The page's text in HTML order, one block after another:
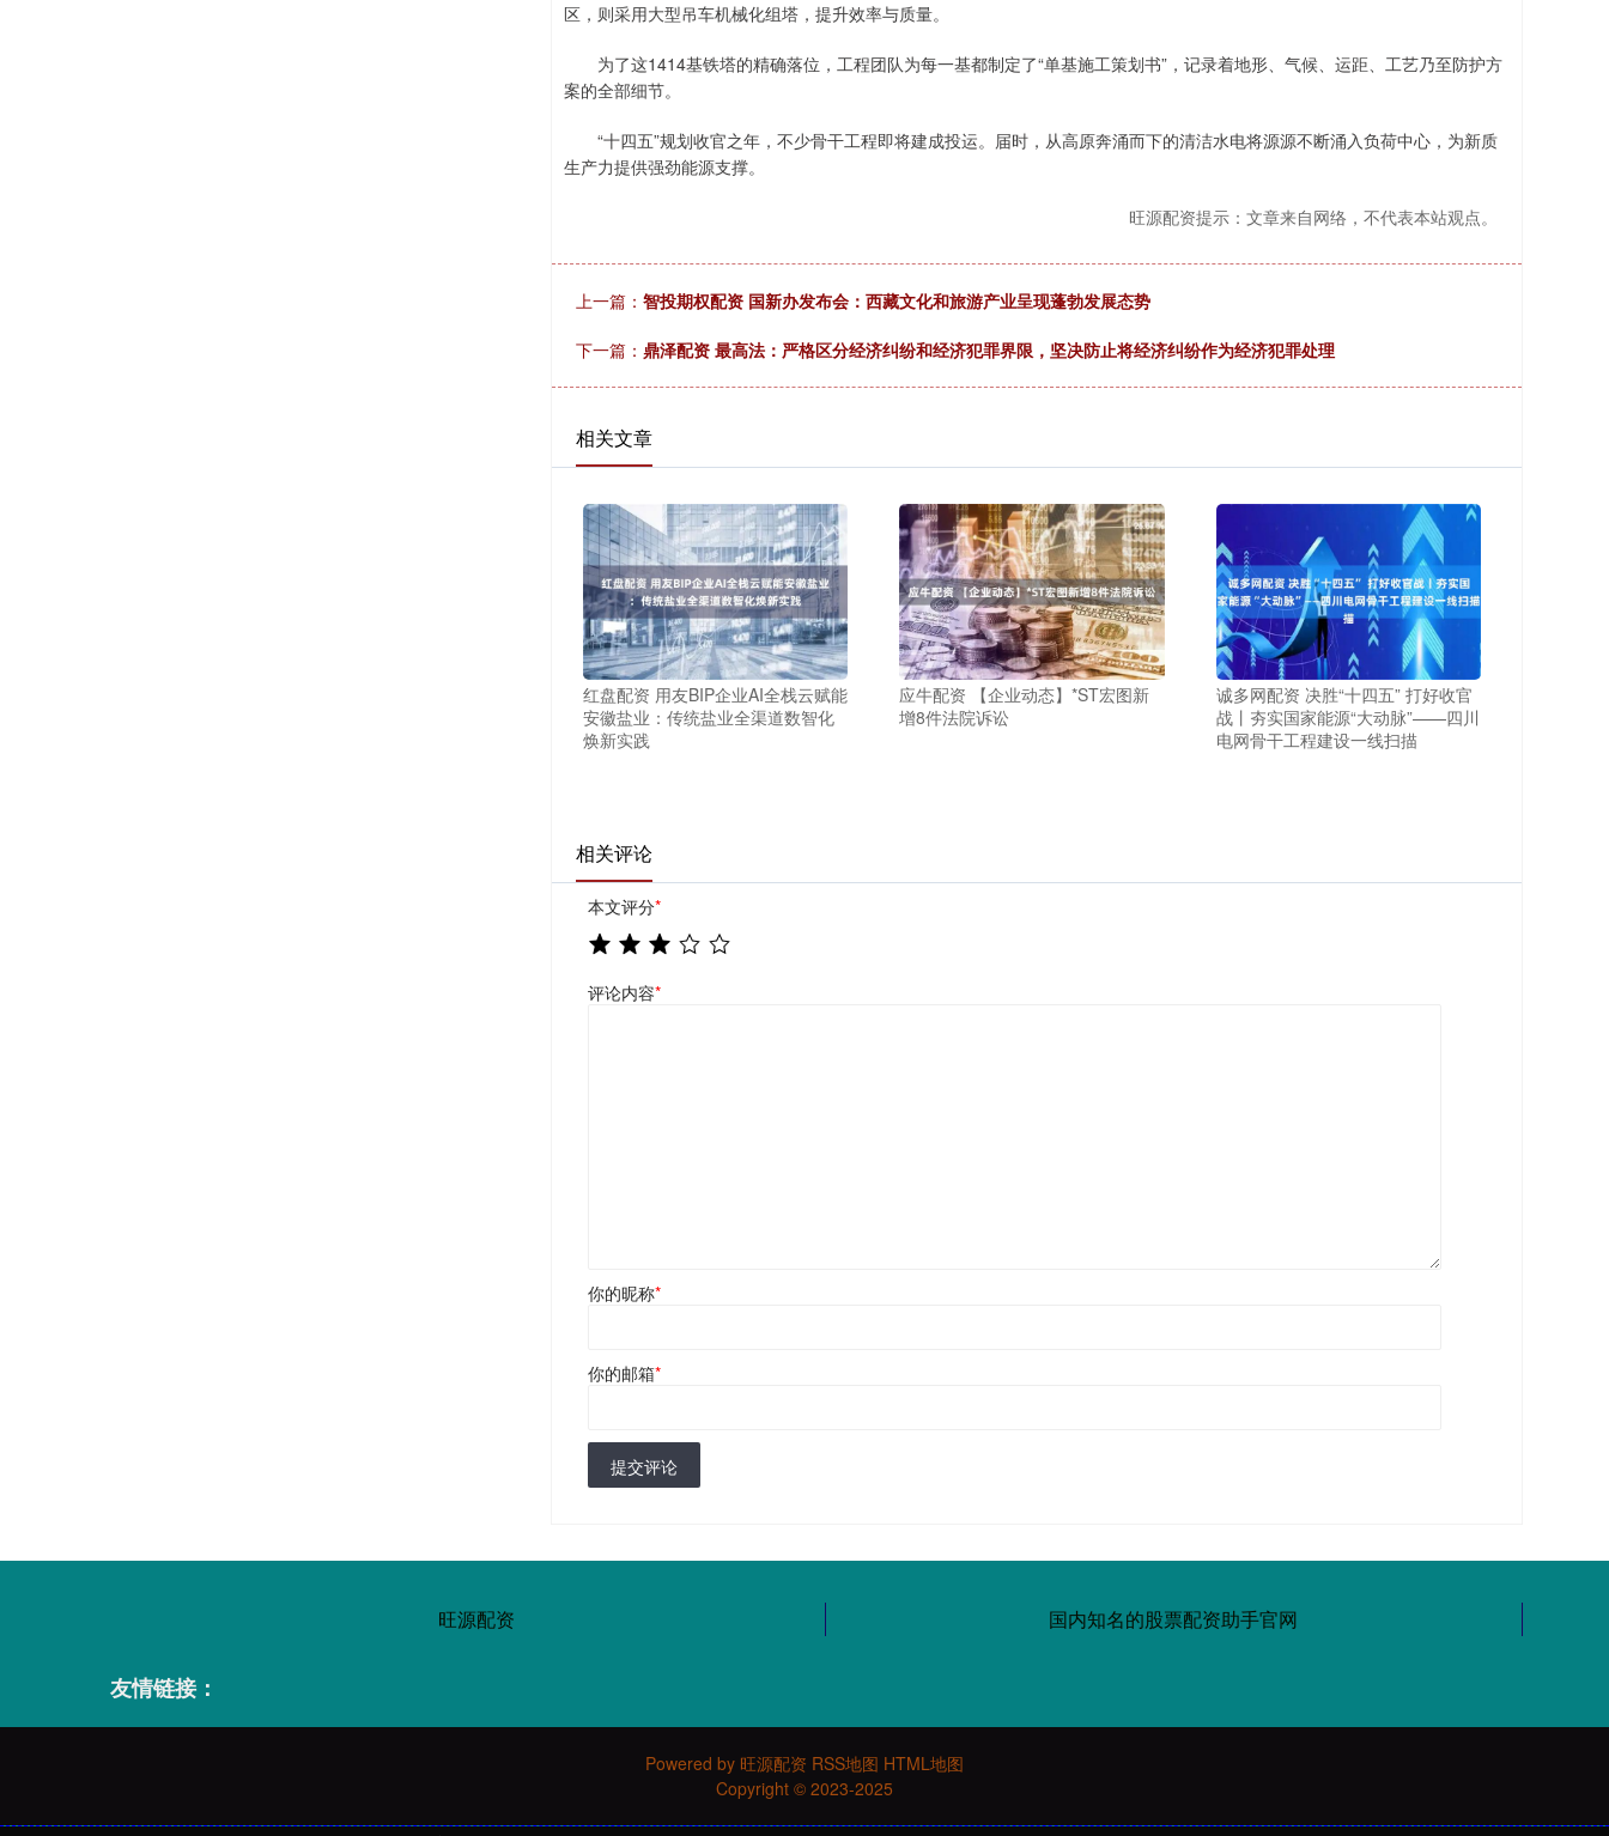
区，则采用大型吊车机械化组塔，提升效率与质量。
为了这1414基铁塔的精确落位，工程团队为每一基都制定了“单基施工策划书”，记录着地形、气候、运距、工艺乃至防护方
案的全部细节。
“十四五”规划收官之年，不少骨干工程即将建成投运。届时，从高原奔涌而下的清洁水电将源源不断涌入负荷中心，为新质
生产力提供强劲能源支撑。
旺源配资提示：文章来自网络，不代表本站观点。
上一篇： 智投期权配资 国新办发布会：西藏文化和旅游产业呈现蓬勃发展态势
下一篇： 鼎泽配资 最高法：严格区分经济纠纷和经济犯罪界限，坚决防止将经济纠纷作为经济犯罪处理
相关文章
红盘配资 用友BIP企业AI全栈云赋能
安徽盐业：传统盐业全渠道数智化
焕新实践
应牛配资 【企业动态】*ST宏图新
增8件法院诉讼
诚多网配资 决胜“十四五” 打好收官
战丨夯实国家能源“大动脉”——四川
电网骨干工程建设一线扫描
相关评论
本文评分*
评论内容*
你的昵称*
你的邮箱*
提交评论
旺源配资 国内知名的股票配资助手官网
友情链接：
Powered by 旺源配资 RSS地图 HTML地图
Copyright © 2023-2025